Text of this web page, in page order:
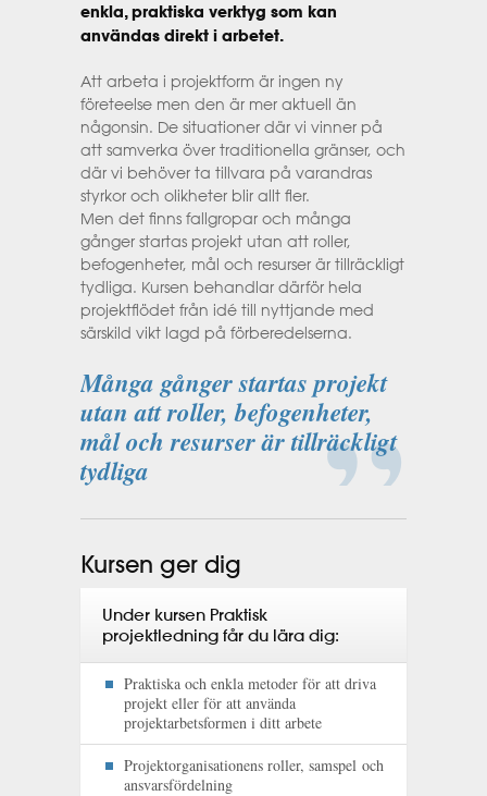
enkla, praktiska verktyg som kan
användas direkt i arbetet.
Att arbeta i projektform är ingen ny
företeelse men den är mer aktuell än
någonsin. De situationer där vi vinner på
att samverka över traditionella gränser, och
där vi behöver ta tillvara på varandras
styrkor och olikheter blir allt fler.
Men det finns fallgropar och många
gånger startas projekt utan att roller,
befogenheter, mål och resurser är tillräckligt
tydliga. Kursen behandlar därför hela
projektflödet från idé till nyttjande med
särskild vikt lagd på förberedelserna.
Många gånger startas projekt
utan att roller, befogenheter,
mål och resurser är tillräckligt
tydliga
Kursen ger dig
Under kursen Praktisk
projektledning får du lära dig:
Praktiska och enkla metoder för att driva
projekt eller för att använda
projektarbetsformen i ditt arbete
Projektorganisationens roller, samspel och
ansvarsfördelning